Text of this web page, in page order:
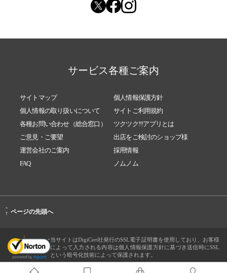
サービス各種ご案内
サイトマップ
個人情報保護方針
個人情報の取り扱いについて
サイトご利用規約
各種お問い合わせ（総合窓口）
ツクツク!!!アプリとは
ご意見・ご要望
出店をご検討のショップ様
運営会社のご案内
採用情報
FAQ
ノムノム
-
↑ ページの先頭へ
当サイトはDigiCert社発行のSSL電子証明書を使用しており、お客様
によって入力される内容は個人情報保護方針に基づき送信時にSSL
という暗号化技術によって保護されます。